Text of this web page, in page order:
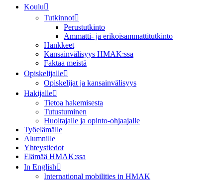
Koulu
Tutkinnot
Perustutkinto
Ammatti- ja erikoisammattitutkinto
Hankkeet
Kansainvälisyys HMAK:ssa
Faktaa meistä
Opiskelijalle
Opiskelijat ja kansainvälisyys
Hakijalle
Tietoa hakemisesta
Tutustuminen
Huoltajalle ja opinto-ohjaajalle
Työelämälle
Alumnille
Yhteystiedot
Elämää HMAK:ssa
In English
International mobilities in HMAK